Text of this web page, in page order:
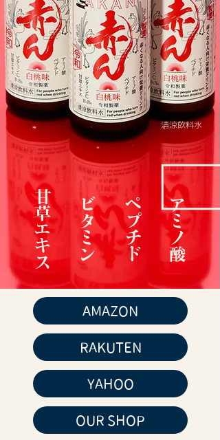
清涼飲料水
甘草エキス ビタミン ペプチド ​アミノ酸
AMAZON
RAKUTEN
YAHOO
OUR SHOP